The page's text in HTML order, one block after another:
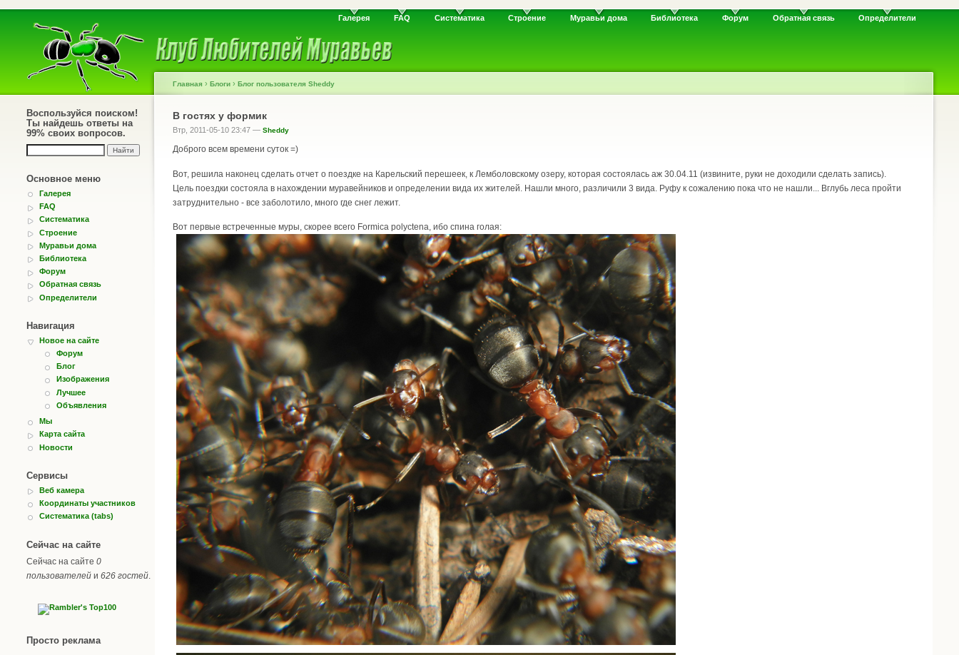
Галерея FAQ Систематика Строение Муравьи дома Библиотека Форум Обратная связь Определители
Воспользуйся поиском!
Ты найдешь ответы на
99% своих вопросов.
Основное меню
Галерея
FAQ
Систематика
Строение
Муравьи дома
Библиотека
Форум
Обратная связь
Определители
Навигация
Новое на сайте
Форум
Блог
Изображения
Лучшее
Объявления
Мы
Карта сайта
Новости
Сервисы
Веб камера
Координаты участников
Систематика (tabs)
Сейчас на сайте
Сейчас на сайте 0
пользователей и 626 гостей
Просто реклама
Главная › Блоги › Блог пользователя Sheddy
В гостях у формик
Втр, 2011-05-10 23:47 — Sheddy
Доброго всем времени суток =)
Вот, решила наконец сделать отчет о поездке на Карельский перешеек, к Лемболовскому озеру, которая состоялась аж 30.04.11 (извините, руки не доходили сделать запись).
Цель поездки состояла в нахождении муравейников и определении вида их жителей. Нашли много, различили 3 вида. Руфу к сожалению пока что не нашли... Вглубь леса пройти
затруднительно - все заболотило, много где снег лежит.
Вот первые встреченные муры, скорее всего Formica polyctena, ибо спина голая: